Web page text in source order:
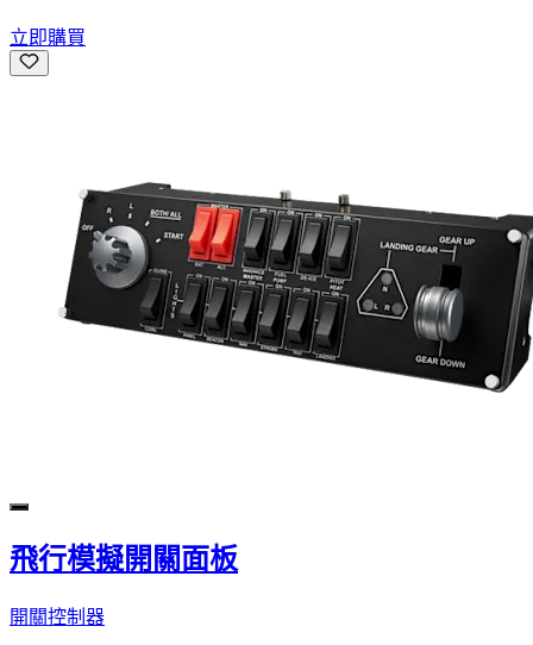
立即購買
飛行模擬開關面板
開關控制器